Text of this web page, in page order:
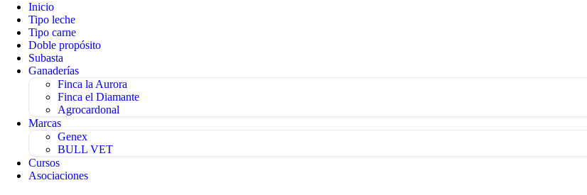
Inicio
Tipo leche
Tipo carne
Doble propósito
Subasta
Ganaderías
Finca la Aurora
Finca el Diamante
Agrocardonal
Marcas
Genex
BULL VET
Cursos
Asociaciones